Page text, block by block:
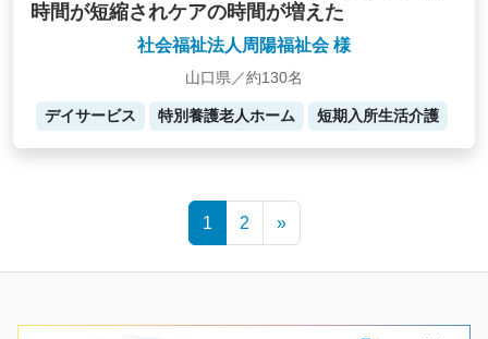
時間が短縮されケアの時間が増えた
社会福祉法人周陽福祉会 様
山口県／約130名
デイサービス 特別養護老人ホーム 短期入所生活介護
1 2 »